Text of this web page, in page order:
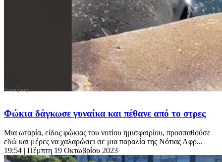
Φώκια δάγκωσε γυναίκα και πέθανε από το στρες
Μια ωταρία, είδος φώκιας του νοτίου ημισφαιρίου, προσπαθούσε
εδώ και μέρες να χαλαρώσει σε μια παραλία της Νότιας Αφρ...
19:54 | Πέμπτη 19 Οκτωβρίου 2023